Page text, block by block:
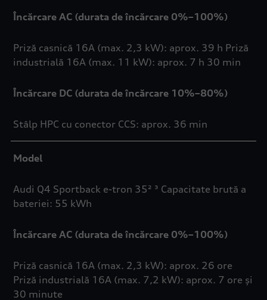
Încărcare AC (durata de încărcare 0%–100%)
Priză casnică 16A (max. 2,3 kW): aprox. 39 h Priză
industrială 16A (max. 11 kW): aprox. 7 h 30 min
Încărcare DC (durata de încărcare 10%–80%)
Stâlp HPC cu conector CCS: aprox. 36 min
Model
Audi Q4 Sportback e-tron 35² ³ Capacitate brută a
bateriei: 55 kWh
Încărcare AC (durata de încărcare 0%–100%)
Priză casnică 16A (max. 2,3 kW): aprox. 26 ore
Priză industrială 16A (max. 7,2 kW): aprox. 7 ore și
30 minute